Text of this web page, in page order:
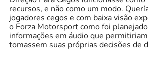
recursos, e não como um modo.
jogadores cegos e com baixa visão
o Forza Motorsport como foi
informações em áudio que
tomassem suas próprias decisões de